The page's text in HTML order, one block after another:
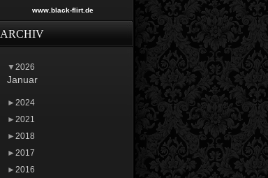
www.black-flirt.de
ARCHIV
▼2026
Januar
► 2024
► 2021
► 2018
► 2017
► 2016